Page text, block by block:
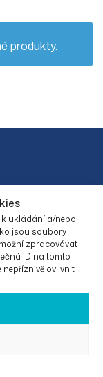
k ukládání a/nebo
jsou soubory
zpracovávat
ID na tomto
ovlivnit
produkty.
PRODUKTŮ